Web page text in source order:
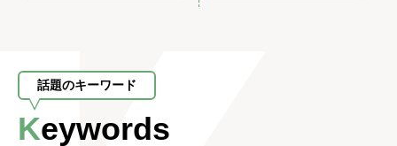
話題のキーワード
Keywords